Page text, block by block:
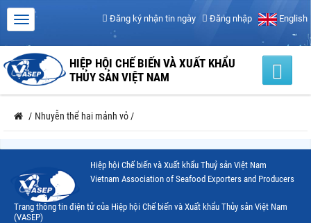
Đăng ký nhận tin ngày Đăng nhập English
HIỆP HỘI CHẾ BIẾN VÀ XUẤT KHẨU
THỦY SẢN VIỆT NAM
/ Nhuyễn thể hai mảnh vỏ /
Hiệp hội Chế biến và Xuất khẩu Thuỷ sản Việt Nam
Vietnam Association of Seafood Exporters and Producers
Trang thông tin điện tử của Hiệp hội Chế biến và Xuất khẩu Thủy sản Việt Nam
(VASEP)